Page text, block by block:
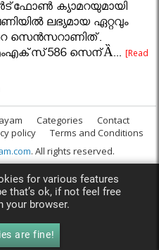
ക്യാമറയുമായി
ലഭ്യമായ ഏറ്റവും
സെന്‍സറാണിത്.
സെന്Ȁ...[Read
Categories
Contact
policy
Terms and Conditions
. All rights reserved.
for various features
that’s ok, if not feel free
your browser.
are fine!